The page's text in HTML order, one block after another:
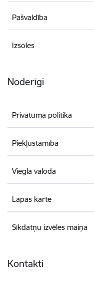
Pašvaldība
Izsoles
Noderīgi
Privātuma politika
Piekļūstamība
Vieglā valoda
Lapas karte
Sīkdatņu izvēles maiņa
Kontakti